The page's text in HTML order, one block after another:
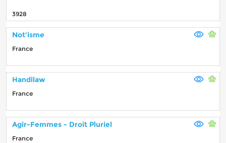
3928
Not'isme
France
Handilaw
France
Agir-Femmes - Droit Pluriel
France